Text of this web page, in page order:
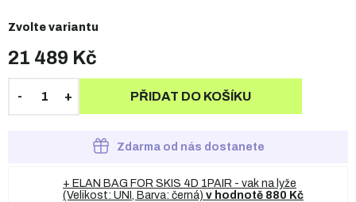
21 489 Kč
Zvolte variantu
PŘIDAT DO KOŠÍKU
Zdarma od nás dostanete
+ ELAN BAG FOR SKIS 4D 1PAIR - vak na lyže
(Velikost: UNI, Barva: černá) v hodnotě 880 Kč